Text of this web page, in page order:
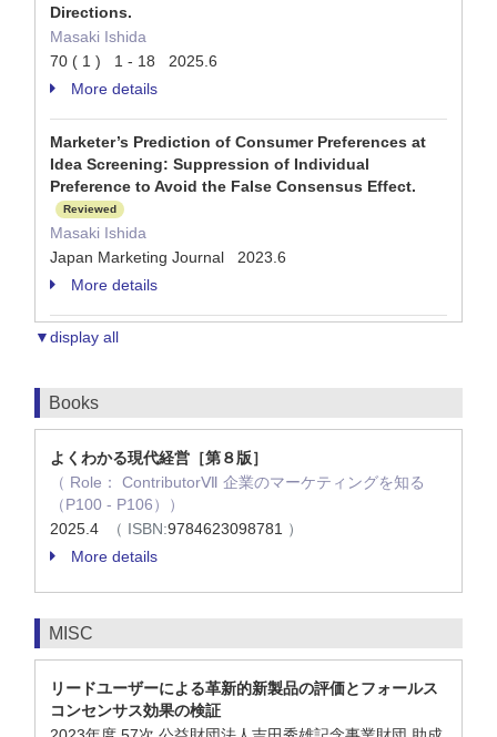
Directions.
Masaki Ishida
70 ( 1 ) 1 - 18 2025.6
More details
Marketer’s Prediction of Consumer Preferences at
Idea Screening: Suppression of Individual
Preference to Avoid the False Consensus Effect.
Reviewed
Masaki Ishida
Japan Marketing Journal 2023.6
More details
▼display all
Books
よくわかる現代経営［第８版］
（ Role： ContributorⅦ 企業のマーケティングを知る
（P100 - P106））
2025.4
（ ISBN:9784623098781 ）
More details
MISC
リードユーザーによる革新的新製品の評価とフォールス
コンセンサス効果の検証